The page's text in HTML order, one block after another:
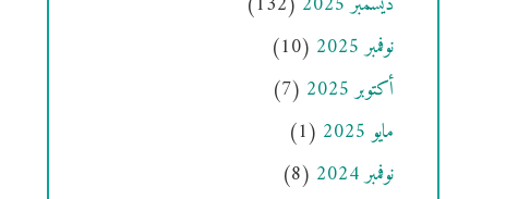
نوفمبر 2025
(10)
أكتوبر 2025
(7)
مايو 2025
(1)
نوفمبر 2024
(8)